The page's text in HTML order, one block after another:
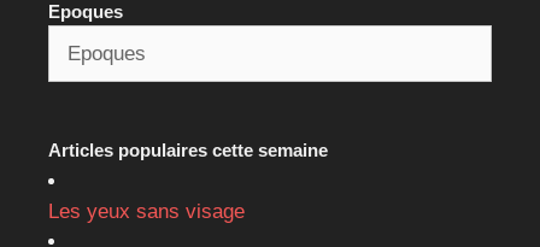
Epoques
Articles populaires cette semaine
Les yeux sans visage